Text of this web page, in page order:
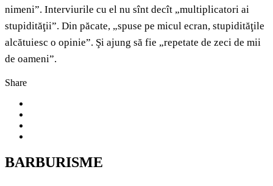
nimeni”. Interviurile cu el nu sînt decît „multiplicatori ai
stupidităţii”. Din păcate, „spuse pe micul ecran, stupidităţile
alcătuiesc o opinie”. Şi ajung să fie „repetate de zeci de mii
de oameni”.
Share
BARBURISME